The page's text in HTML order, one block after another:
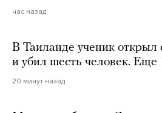
час назад
В Таиланде ученик открыл
и убил шесть человек. Еще
20 минут назад